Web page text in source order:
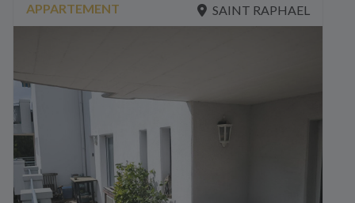
APPARTEMENT SAINT RAPHAEL